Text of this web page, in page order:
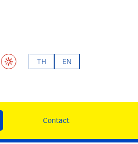
TH EN
Contact